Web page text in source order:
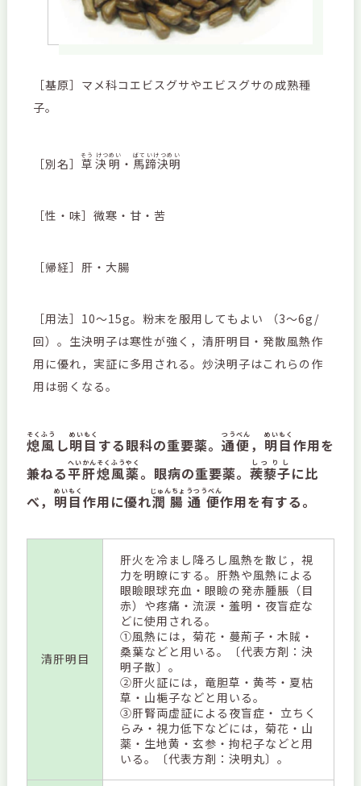
［基原］マメ科コエビスグサやエビスグサの成熟種
子。
［別名］ 草決明
そう けつめい
・ 馬蹄決明
ばていけつめい
［性・味］微寒・甘・苦
［帰経］肝・大腸
［用法］10～15g。粉末を服用してもよい （3～6g/
回）。生決明子は寒性が強く，清肝明目・発散風熱作
用に優れ，実証に多用される。炒決明子はこれらの作
用は弱くなる。
熄風
そくふう
し明目
めいもく
する眼科の重要薬。 通便
つうべん
， 明目
めいもく
作用を
兼ねる平肝熄風薬
へいかんそくふうやく
。眼病の重要薬。 蒺藜子
しつりし
に比
べ， 明目
めいもく
作用に優れ潤腸通便
じゅんちょうつうべん
作用を有する。
清肝明目
肝火を冷まし降ろし風熱を散じ，視
力を明瞭にする。肝熱や風熱による
眼瞼眼球充血・眼瞼の発赤腫脹（目
赤）や疼痛・流涙・羞明・夜盲症な
どに使用される。
①風熱には，菊花・蔓荊子・木賊・
桑葉などと用いる。〔代表方剤：決
明子散〕。
②肝火証には，竜胆草・黄芩・夏枯
草・山梔子などと用いる。
③肝腎両虚証による夜盲症・ 立ちく
らみ・視力低下などには，菊花・山
薬・生地黄・玄参・拘杞子などと用
いる。〔代表方剤：決明丸〕。